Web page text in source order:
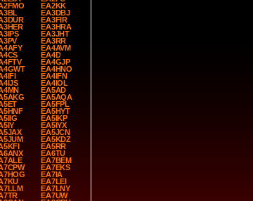
EA2KK
EA3DBJ
EA3FIR
EA3HRA
EA3JHT
EA3RR
EA4AVM
EA4D
EA4GJP
EA4HNO
EA4IFN
EA4IOL
EA5AD
EA5AQA
EA5FPL
EA5HYT
EA5IKP
EA5IYX
EA5JCN
EA5KDZ
EA5RR
EA6TU
EA7BEM
EA7EKS
EA7IA
EA7LEI
EA7LNY
EA7UW